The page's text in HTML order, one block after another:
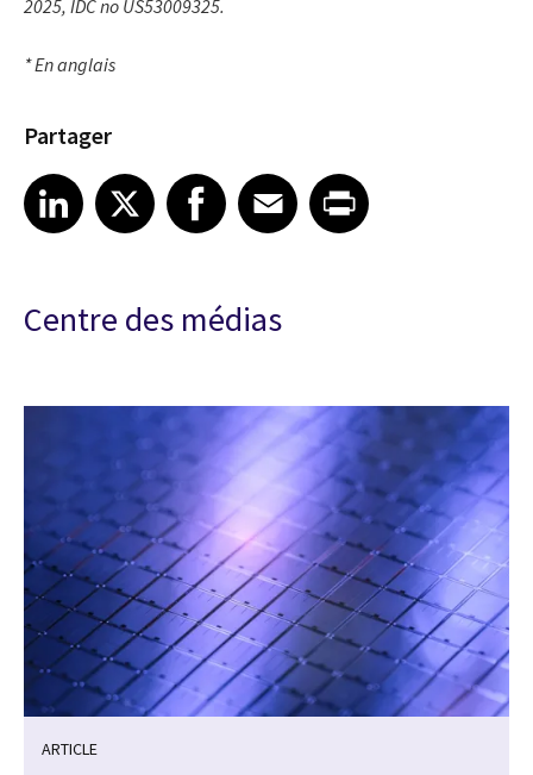
2025, IDC no US53009325.
* En anglais
Partager
Share article on LinkedIn
LinkedIn
Share article on XShare article on Facebook
Facebook
Share article on Email
EmailShare article on Print
Centre des médias
ARTICLE